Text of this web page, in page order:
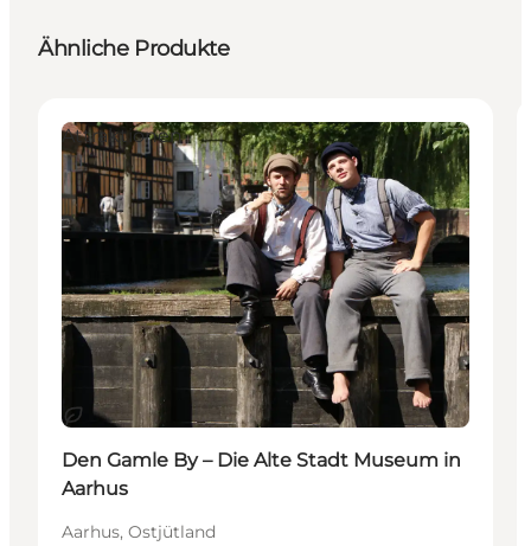
Ähnliche Produkte
Nachhaltig
Attraktionen
Den Gamle By – Die Alte Stadt Museum in
Aarhus
Aarhus, Ostjütland